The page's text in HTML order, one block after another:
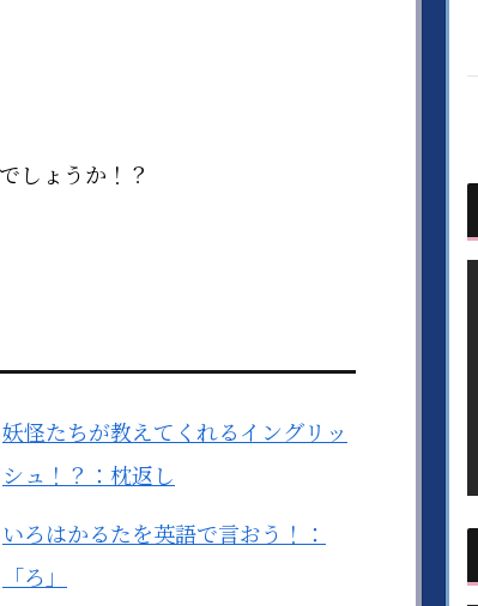
しょうか！？
妖怪たちが教えてくれるイングリッ
シュ！？：枕返し
いろはかるたを英語で言おう！：
「ろ」